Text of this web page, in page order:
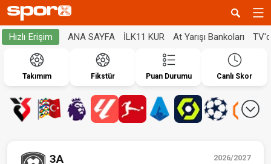
Hızlı Erişim ANA SAYFA İLK11 KUR At Yarışı Bankoları
Takımım Fikstür Puan Durumu Canlı Skor
2026/2027
3A